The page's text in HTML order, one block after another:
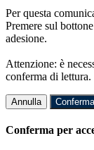
Per questa
Premere sul
adesione.
Attenzione: è
conferma di lettura.
Annulla Conferma
Conferma per